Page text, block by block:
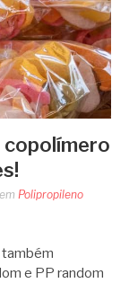
copolímero
em Polipropileno
também
e PP random